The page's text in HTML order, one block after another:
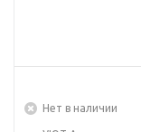
Нет в наличии